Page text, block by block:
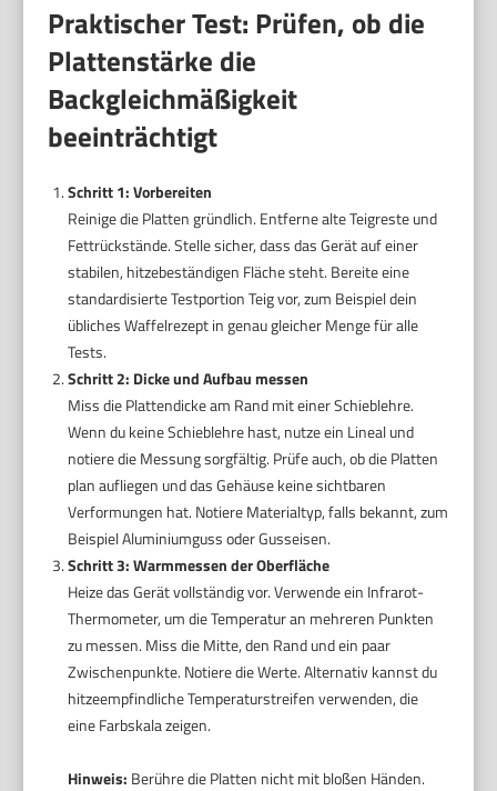
Praktischer Test: Prüfen, ob die
Plattenstärke die
Backgleichmäßigkeit
beeinträchtigt
Schritt 1: Vorbereiten
Reinige die Platten gründlich. Entferne alte Teigreste und
Fettrückstände. Stelle sicher, dass das Gerät auf einer
stabilen, hitzebeständigen Fläche steht. Bereite eine
standardisierte Testportion Teig vor, zum Beispiel dein
übliches Waffelrezept in genau gleicher Menge für alle
Tests.
Schritt 2: Dicke und Aufbau messen
Miss die Plattendicke am Rand mit einer Schieblehre.
Wenn du keine Schieblehre hast, nutze ein Lineal und
notiere die Messung sorgfältig. Prüfe auch, ob die Platten
plan aufliegen und das Gehäuse keine sichtbaren
Verformungen hat. Notiere Materialtyp, falls bekannt, zum
Beispiel Aluminiumguss oder Gusseisen.
Schritt 3: Warmmessen der Oberfläche
Heize das Gerät vollständig vor. Verwende ein Infrarot-
Thermometer, um die Temperatur an mehreren Punkten
zu messen. Miss die Mitte, den Rand und ein paar
Zwischenpunkte. Notiere die Werte. Alternativ kannst du
hitzeempfindliche Temperaturstreifen verwenden, die
eine Farbskala zeigen.
Hinweis: Berühre die Platten nicht mit bloßen Händen.